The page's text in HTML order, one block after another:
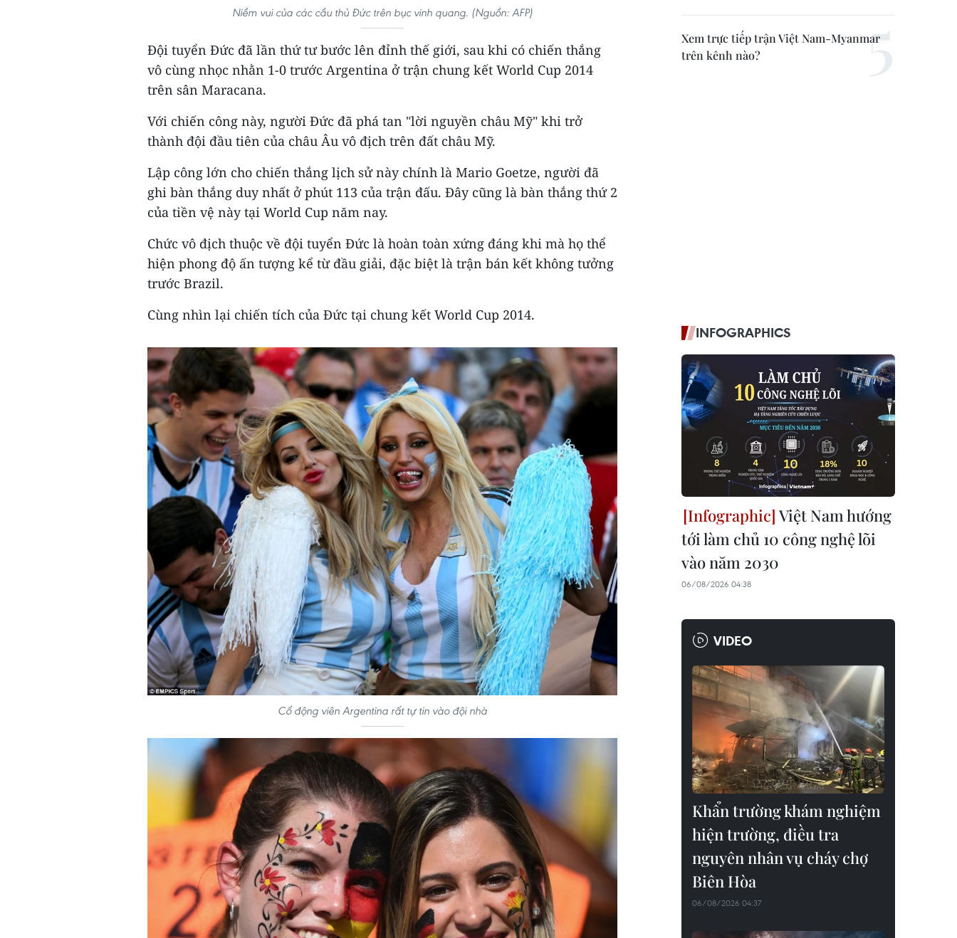
Niềm vui của các cầu thủ Đức trên bục vinh quang. (Nguồn: AFP)
Đội tuyển Đức đã lần thứ tư bước lên đỉnh thế giới, sau khi có chiến thắng
vô cùng nhọc nhằn 1-0 trước Argentina ở trận chung kết World Cup 2014
trên sân Maracana.
Với chiến công này, người Đức đã phá tan "lời nguyền châu Mỹ" khi trở
thành đội đầu tiên của châu Âu vô địch trên đất châu Mỹ.
Lập công lớn cho chiến thắng lịch sử này chính là Mario Goetze, người đã
ghi bàn thắng duy nhất ở phút 113 của trận đấu. Đây cũng là bàn thắng thứ 2
của tiền vệ này tại World Cup năm nay.
Chức vô địch thuộc về đội tuyển Đức là hoàn toàn xứng đáng khi mà họ thể
hiện phong độ ấn tượng kể từ đầu giải, đặc biệt là trận bán kết không tưởng
trước Brazil.
Cùng nhìn lại chiến tích của Đức tại chung kết World Cup 2014.
Cổ động viên Argentina rất tự tin vào đội nhà
Xem trực tiếp trận Việt Nam-Myanmar
trên kênh nào?
INFOGRAPHICS
Việt Nam hướng
tới làm chủ 10 công nghệ lõi
vào năm 2030
06/08/2026 04:38
VIDEO
Khẩn trường khám nghiệm
hiện trường, điều tra
nguyên nhân vụ cháy chợ
Biên Hòa
06/08/2026 04:37